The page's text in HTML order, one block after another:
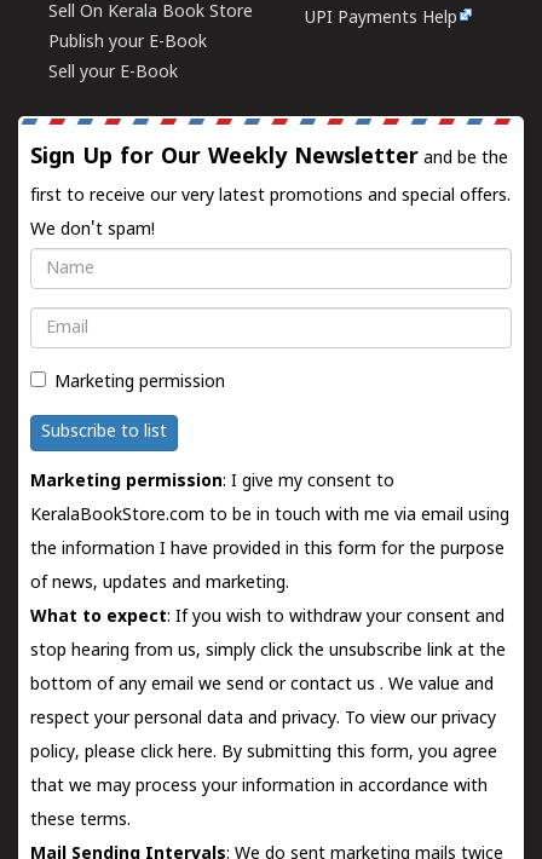
Sell On Kerala Book Store
Publish your E-Book
Sell your E-Book
UPI Payments Help
Sign Up for Our Weekly Newsletter and be the
first to receive our very latest promotions and special offers.
We don't spam!
Name
Email
Marketing permission
Subscribe to list
Marketing permission: I give my consent to
KeralaBookStore.com to be in touch with me via email using
the information I have provided in this form for the purpose
of news, updates and marketing.
What to expect: If you wish to withdraw your consent and
stop hearing from us, simply click the unsubscribe link at the
bottom of any email we send orcontact us . We value and
respect your personal data and privacy. To view our privacy
policy, please click here. By submitting this form, you agree
that we may process your information in accordance with
these terms.
Mail Sending Intervals: We do sent marketing mails twice